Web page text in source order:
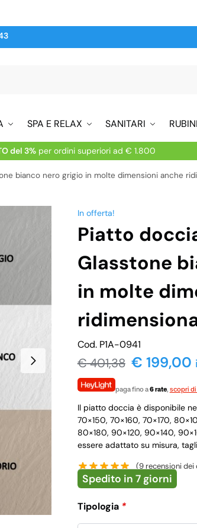
SPA E RELAX SANITARI
del 3%per ordini superiori ad € 1.800
bianco nero grigio in molte dimensioni anche
In offerta!
Piatto
Glasstone
in molte
Cod. P1A-0941
€401,38 € 199,00
paga fino a6 rate, scopri di
Il piatto doccia è disponibile
70×150, 70×160, 70×170,
80×180, 90×120, 90×140,
essere adattato su misura,
(9 recensioni dei
Spedito in 7 giorni
Tipologia *